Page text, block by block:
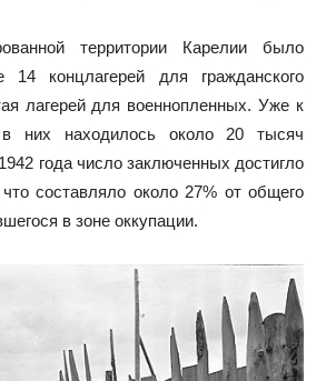
территории Карелии было
концлагерей для гражданского
лагерей для военнопленных. Уже к
них находилось около 20 тысяч
года число заключенных достигло
составляло около 27% от общего
в зоне оккупации.